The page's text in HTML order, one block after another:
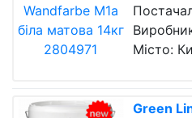
Місто:
Green